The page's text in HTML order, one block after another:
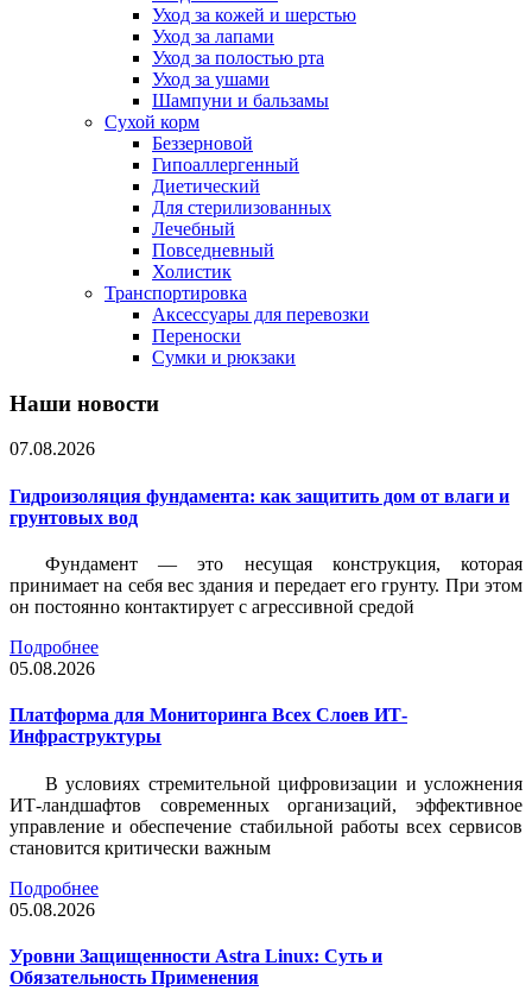
Уход за кожей и шерстью
Уход за лапами
Уход за полостью рта
Уход за ушами
Шампуни и бальзамы
Сухой корм
Беззерновой
Гипоаллергенный
Диетический
Для стерилизованных
Лечебный
Повседневный
Холистик
Транспортировка
Аксессуары для перевозки
Переноски
Сумки и рюкзаки
Наши новости
07.08.2026
Гидроизоляция фундамента: как защитить дом от влаги и
грунтовых вод
Фундамент — это несущая конструкция, которая
принимает на себя вес здания и передает его грунту. При этом
он постоянно контактирует с агрессивной средой
Подробнее
05.08.2026
Платформа для Мониторинга Всех Слоев ИТ-
Инфраструктуры
В условиях стремительной цифровизации и усложнения
ИТ-ландшафтов современных организаций, эффективное
управление и обеспечение стабильной работы всех сервисов
становится критически важным
Подробнее
05.08.2026
Уровни Защищенности Astra Linux: Суть и
Обязательность Применения